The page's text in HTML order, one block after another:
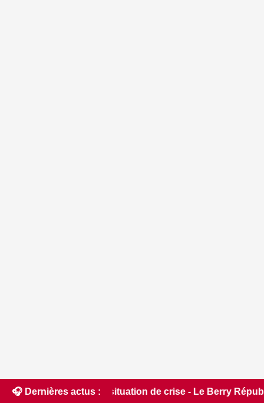
🎧 Dernières actus :
de crise - Le Berry Républicain • 📰 iPhone